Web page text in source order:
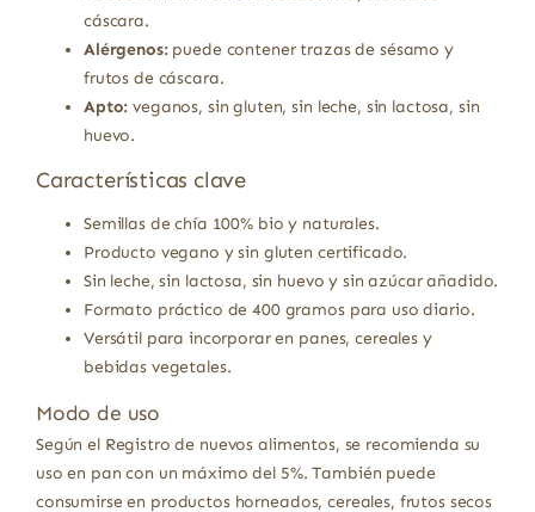
cáscara.
Alérgenos:puede contener trazas de sésamo y
frutos de cáscara.
Apto: veganos, sin gluten, sin leche, sin lactosa, sin
huevo.
Características clave
Semillas de chía 100% bio y naturales.
Producto vegano y sin gluten certificado.
Sin leche, sin lactosa, sin huevo y sin azúcar añadido.
Formato práctico de 400 gramos para uso diario.
Versátil para incorporar en panes, cereales y
bebidas vegetales.
Modo de uso
Según el Registro de nuevos alimentos, se recomienda su
uso en pan con un máximo del 5%. También puede
consumirse en productos horneados, cereales, frutos secos